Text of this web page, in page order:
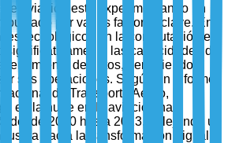
de aviación está experimentando un
por varios factores clave. En
tecnológicos en la computación en
significativamente las capacidades de
de datos, permitiendo a
sus operaciones. Según un informe
de Transporte Aéreo, la
en la nube en la aviación ha
desde 2020 hasta 2023, reflejando un
hacia la transformación digital.